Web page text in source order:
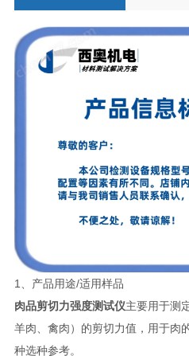
1、产品用途/适用样品
肉品剪切力强度测试仪主要用于测
羊肉、禽肉）的剪切力值，用于肉
种选种参考。